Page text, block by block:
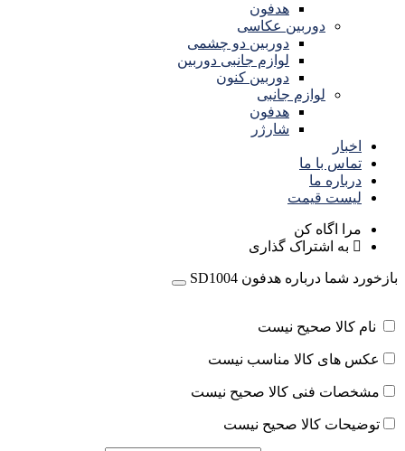
هدفون
دوربین عکاسی
دوربین دو چشمی
لوازم جانبی دوربین
دوربین کنون
لوازم جانبی
هدفون
شارژر
اخبار
تماس با ما
درباره ما
لیست قیمت
مرا اگاه کن
به اشتراک گذاری
بازخورد شما درباره هدفون SD1004
نام کالا صحیح نیست
عکس های کالا مناسب نیست
مشخصات فنی کالا صحیح نیست
توضیحات کالا صحیح نیست